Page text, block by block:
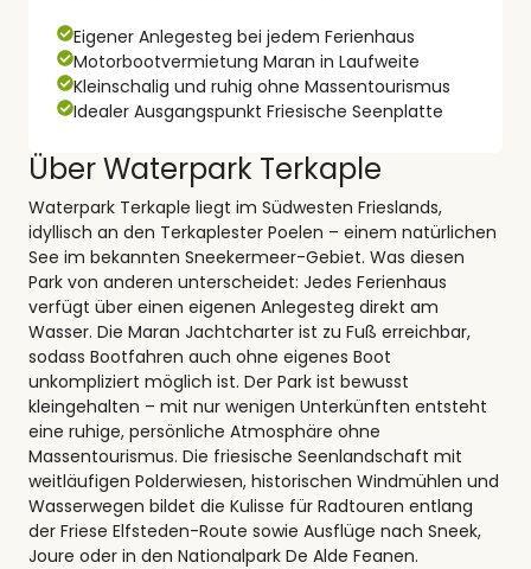
Eigener Anlegesteg bei jedem Ferienhaus
Motorbootvermietung Maran in Laufweite
Kleinschalig und ruhig ohne Massentourismus
Idealer Ausgangspunkt Friesische Seenplatte
Über Waterpark Terkaple
Waterpark Terkaple liegt im Südwesten Frieslands,
idyllisch an den Terkaplester Poelen – einem natürlichen
See im bekannten Sneekermeer-Gebiet. Was diesen
Park von anderen unterscheidet: Jedes Ferienhaus
verfügt über einen eigenen Anlegesteg direkt am
Wasser. Die Maran Jachtcharter ist zu Fuß erreichbar,
sodass Bootfahren auch ohne eigenes Boot
unkompliziert möglich ist. Der Park ist bewusst
kleingehalten – mit nur wenigen Unterkünften entsteht
eine ruhige, persönliche Atmosphäre ohne
Massentourismus. Die friesische Seenlandschaft mit
weitläufigen Polderwiesen, historischen Windmühlen und
Wasserwegen bildet die Kulisse für Radtouren entlang
der Friese Elfsteden-Route sowie Ausflüge nach Sneek,
Joure oder in den Nationalpark De Alde Feanen.